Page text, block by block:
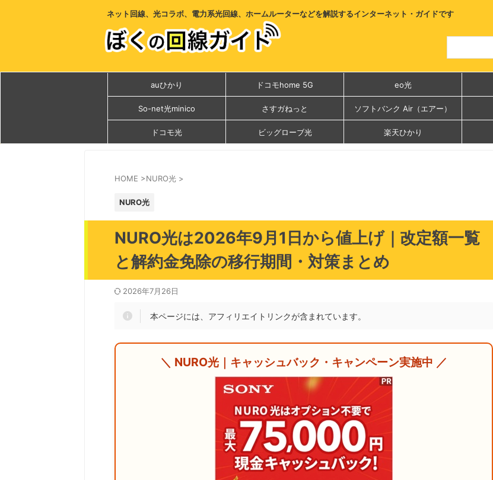
ネット回線、光コラボ、電力系光回線、ホームルーターなどを解説するインターネット・ガイドです
auひかり ドコモhome 5G eo光
So-net光minico さすガねっと ソフトバンク Air（エアー）
ドコモ光 ビッグローブ光 楽天ひかり
HOME >NURO光 >
NURO光
NURO光は2026年9月1日から値上げ｜改定額一覧
と解約金免除の移行期間・対策まとめ
2026年7月26日
本ページには、アフィリエイトリンクが含まれています。
＼ NURO光｜キャッシュバック・キャンペーン実施中 ／